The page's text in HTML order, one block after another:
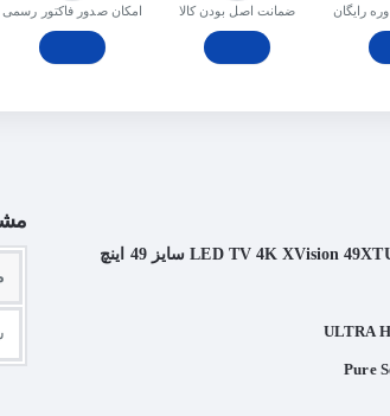
رایگان ﺿﻤﺎﻧﺖ اﺻﻞ ﺑﻮدن ﮐﺎﻟﺎ امکان صدور فاکتور رسمی